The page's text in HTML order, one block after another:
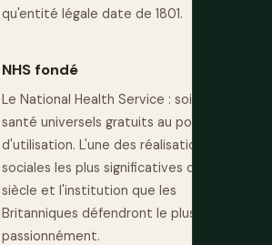
qu'entité légale date de 1801.
NHS fondé
Le National Health Service : soins de
santé universels gratuits au point
d'utilisation. L'une des réalisations
sociales les plus significatives du 20e
siècle et l'institution que les
Britanniques défendront le plus
passionnément.